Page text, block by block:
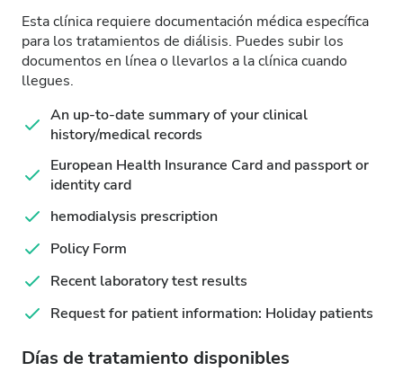
Esta clínica requiere documentación médica específica
para los tratamientos de diálisis. Puedes subir los
documentos en línea o llevarlos a la clínica cuando
llegues.
An up-to-date summary of your clinical
history/medical records
European Health Insurance Card and passport or
identity card
hemodialysis prescription
Policy Form
Recent laboratory test results
Request for patient information: Holiday patients
Días de tratamiento disponibles